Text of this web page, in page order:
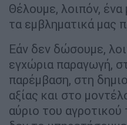
Θέλουμε, λοιπόν,
τα εμβληματικά μας
Εάν δεν δώσουμε,
εγχώρια παραγωγή,
παρέμβαση, στη
αξίας και στο
αύριο του αγροτικού